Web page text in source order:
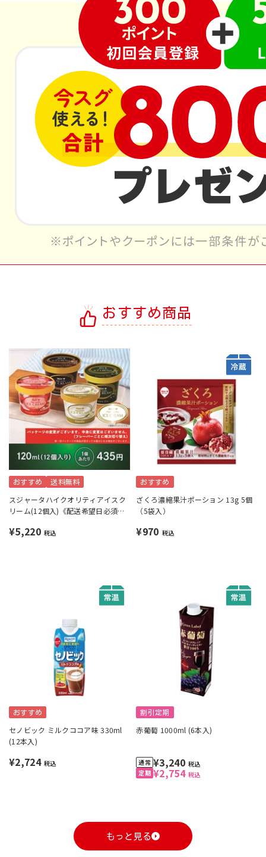
おすすめ商品
おすすめ 送料無料
スジャータハイクオリティアイスク
リーム(12個入)《配送希望日必須※
¥5,220 税込
おすすめ
ざくろ濃縮果汁ポーション 13g 5個
（5袋入）
¥970 税込
おすすめ
セノビック ミルクココア味 330ml
(12本入)
¥2,724 税込
割引定期
赤葡萄 1000ml (6本入)
¥2,754 税込
¥3,240 税込
もっと見る